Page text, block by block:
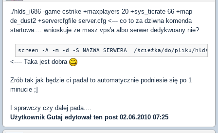
./hlds_i686 -game cstrike +maxplayers 20 +sys_ticrate 66 +map
de_dust2 +servercfgfile server.cfg <--- co to za dziwna komenda
startowa.... wnioskuje że masz vps'a albo serwer dedykwoany nie?
screen -A -m -d -S NAZWA SERWERA  /ścieżka/do/pliku/
<---- Taka jest dobra
Zrób tak jak będzie ci padał to automatycznie podniesie się po 1
minucie ;]
I sprawczy czy dalej pada....
Użytkownik Gutaj edytował ten post 02.06.2010 07:25